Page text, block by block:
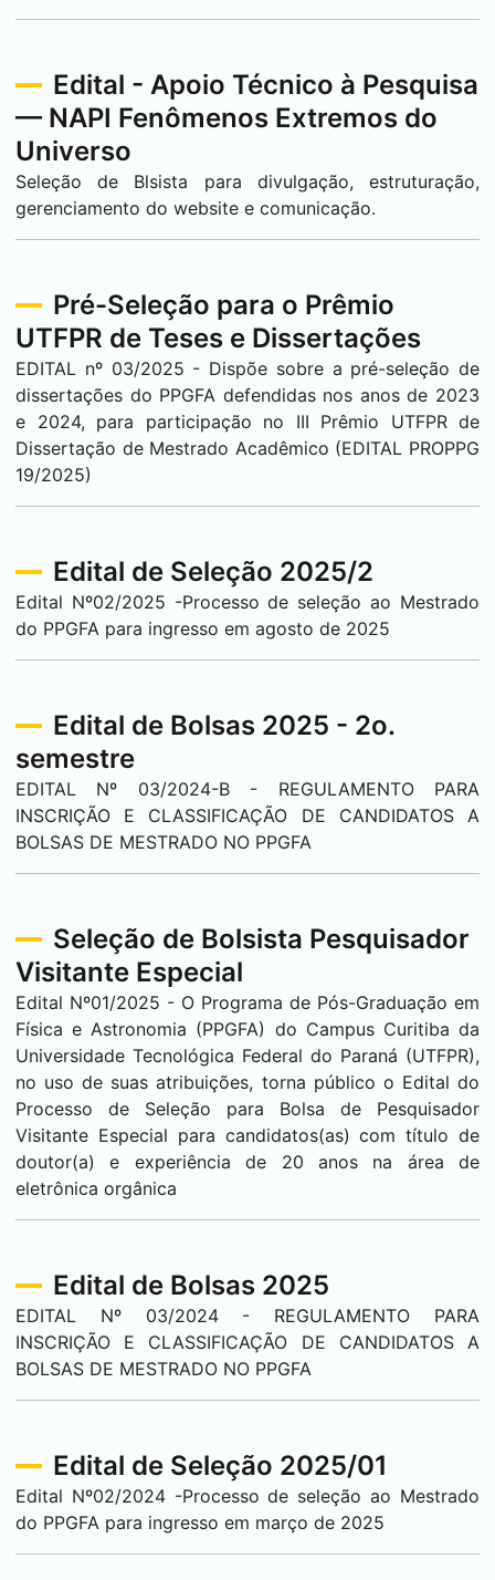
Edital - Apoio Técnico à Pesquisa
— NAPI Fenômenos Extremos do
Universo
Seleção de Blsista para divulgação, estruturação,
gerenciamento do website e comunicação.
Pré-Seleção para o Prêmio
UTFPR de Teses e Dissertações
EDITAL nº 03/2025 - Dispõe sobre a pré-seleção de
dissertações do PPGFA defendidas nos anos de 2023
e 2024, para participação no III Prêmio UTFPR de
Dissertação de Mestrado Acadêmico (EDITAL PROPPG
19/2025)
Edital de Seleção 2025/2
Edital Nº02/2025 -Processo de seleção ao Mestrado
do PPGFA para ingresso em agosto de 2025
Edital de Bolsas 2025 - 2o.
semestre
EDITAL Nº 03/2024-B - REGULAMENTO PARA
INSCRIÇÃO E CLASSIFICAÇÃO DE CANDIDATOS A
BOLSAS DE MESTRADO NO PPGFA
Seleção de Bolsista Pesquisador
Visitante Especial
Edital Nº01/2025 - O Programa de Pós-Graduação em
Física e Astronomia (PPGFA) do Campus Curitiba da
Universidade Tecnológica Federal do Paraná (UTFPR),
no uso de suas atribuições, torna público o Edital do
Processo de Seleção para Bolsa de Pesquisador
Visitante Especial para candidatos(as) com título de
doutor(a) e experiência de 20 anos na área de
eletrônica orgânica
Edital de Bolsas 2025
EDITAL Nº 03/2024 - REGULAMENTO PARA
INSCRIÇÃO E CLASSIFICAÇÃO DE CANDIDATOS A
BOLSAS DE MESTRADO NO PPGFA
Edital de Seleção 2025/01
Edital Nº02/2024 -Processo de seleção ao Mestrado
do PPGFA para ingresso em março de 2025